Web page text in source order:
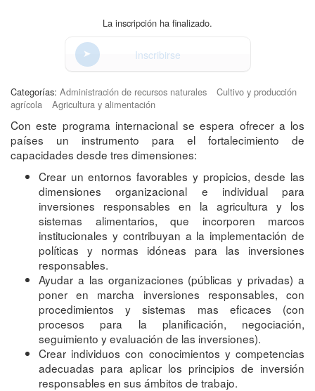
La inscripción ha finalizado.
Inscribirse
Categorías: Administración de recursos naturales
Cultivo y producción
agrícola
Agricultura y alimentación
Con este programa internacional se espera ofrecer a los
países un instrumento para el fortalecimiento de
capacidades desde tres dimensiones:
Crear un entornos favorables y propicios, desde las
dimensiones organizacional e individual para
inversiones responsables en la agricultura y los
sistemas alimentarios, que incorporen marcos
institucionales y contribuyan a la implementación de
políticas y normas idóneas para las inversiones
responsables.
Ayudar a las organizaciones (públicas y privadas) a
poner en marcha inversiones responsables, con
procedimientos y sistemas mas eficaces (con
procesos para la planificación, negociación,
seguimiento y evaluación de las inversiones).
Crear individuos con conocimientos y competencias
adecuadas para aplicar los principios de inversión
responsables en sus ámbitos de trabajo.